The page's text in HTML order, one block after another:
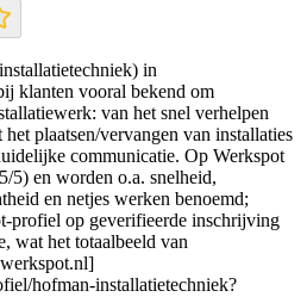
in
klanten vooral bekend om
van het snel verhelpen
plaatsen/vervangen van installaties
communicatie. Op Werkspot
5) en worden o.a. snelheid,
en netjes werken benoemd;
profiel op geverifieerde inschrijving
wat het totaalbeeld van
hofman-installatietechniek?